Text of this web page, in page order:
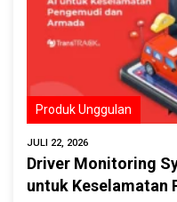
Produk Unggulan
JULI 22, 2026
Driver Monitoring
untuk Keselamatan